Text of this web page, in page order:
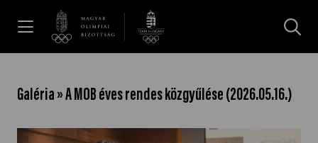
Galéria
Galéria » A MOB éves rendes közgyűlése (2026.05.16.)